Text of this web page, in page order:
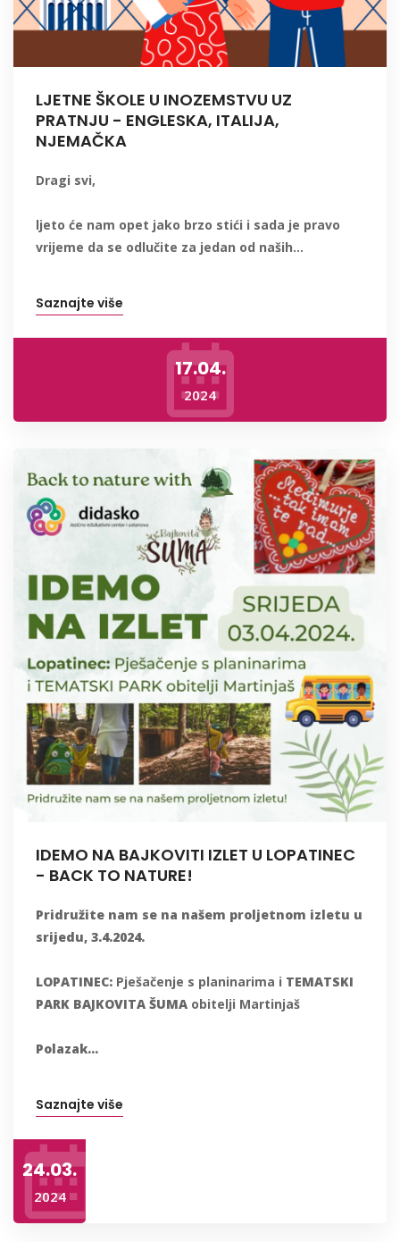
LJETNE ŠKOLE U INOZEMSTVU UZ
PRATNJU - ENGLESKA, ITALIJA,
NJEMAČKA
Dragi svi,
ljeto će nam opet jako brzo stići i sada je pravo
vrijeme da se odlučite za jedan od naših...
Saznajte više
17.04.
2024
IDEMO NA BAJKOVITI IZLET U LOPATINEC
- BACK TO NATURE!
Pridružite nam se na našem proljetnom izletu u
srijedu, 3.4.2024.
LOPATINEC: Pješačenje s planinarima i TEMATSKI
PARK BAJKOVITA ŠUMA obitelji Martinjaš
Polazak...
Saznajte više
24.03.
2024